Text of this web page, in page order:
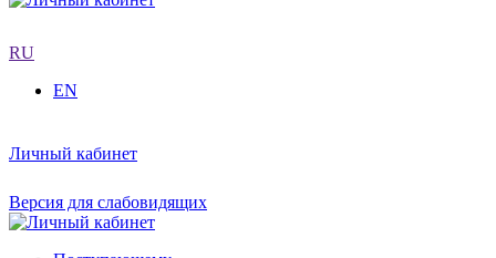
RU
EN
Личный кабинет
Версия для слабовидящих